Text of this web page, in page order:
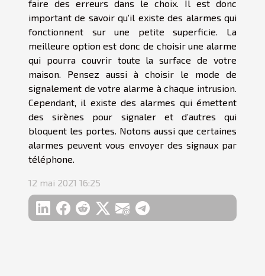
faire des erreurs dans le choix. Il est donc
important de savoir qu’il existe des alarmes qui
fonctionnent sur une petite superficie. La
meilleure option est donc de choisir une alarme
qui pourra couvrir toute la surface de votre
maison. Pensez aussi à choisir le mode de
signalement de votre alarme à chaque intrusion.
Cependant, il existe des alarmes qui émettent
des sirènes pour signaler et d’autres qui
bloquent les portes. Notons aussi que certaines
alarmes peuvent vous envoyer des signaux par
téléphone.
12 mai 2021 16:25